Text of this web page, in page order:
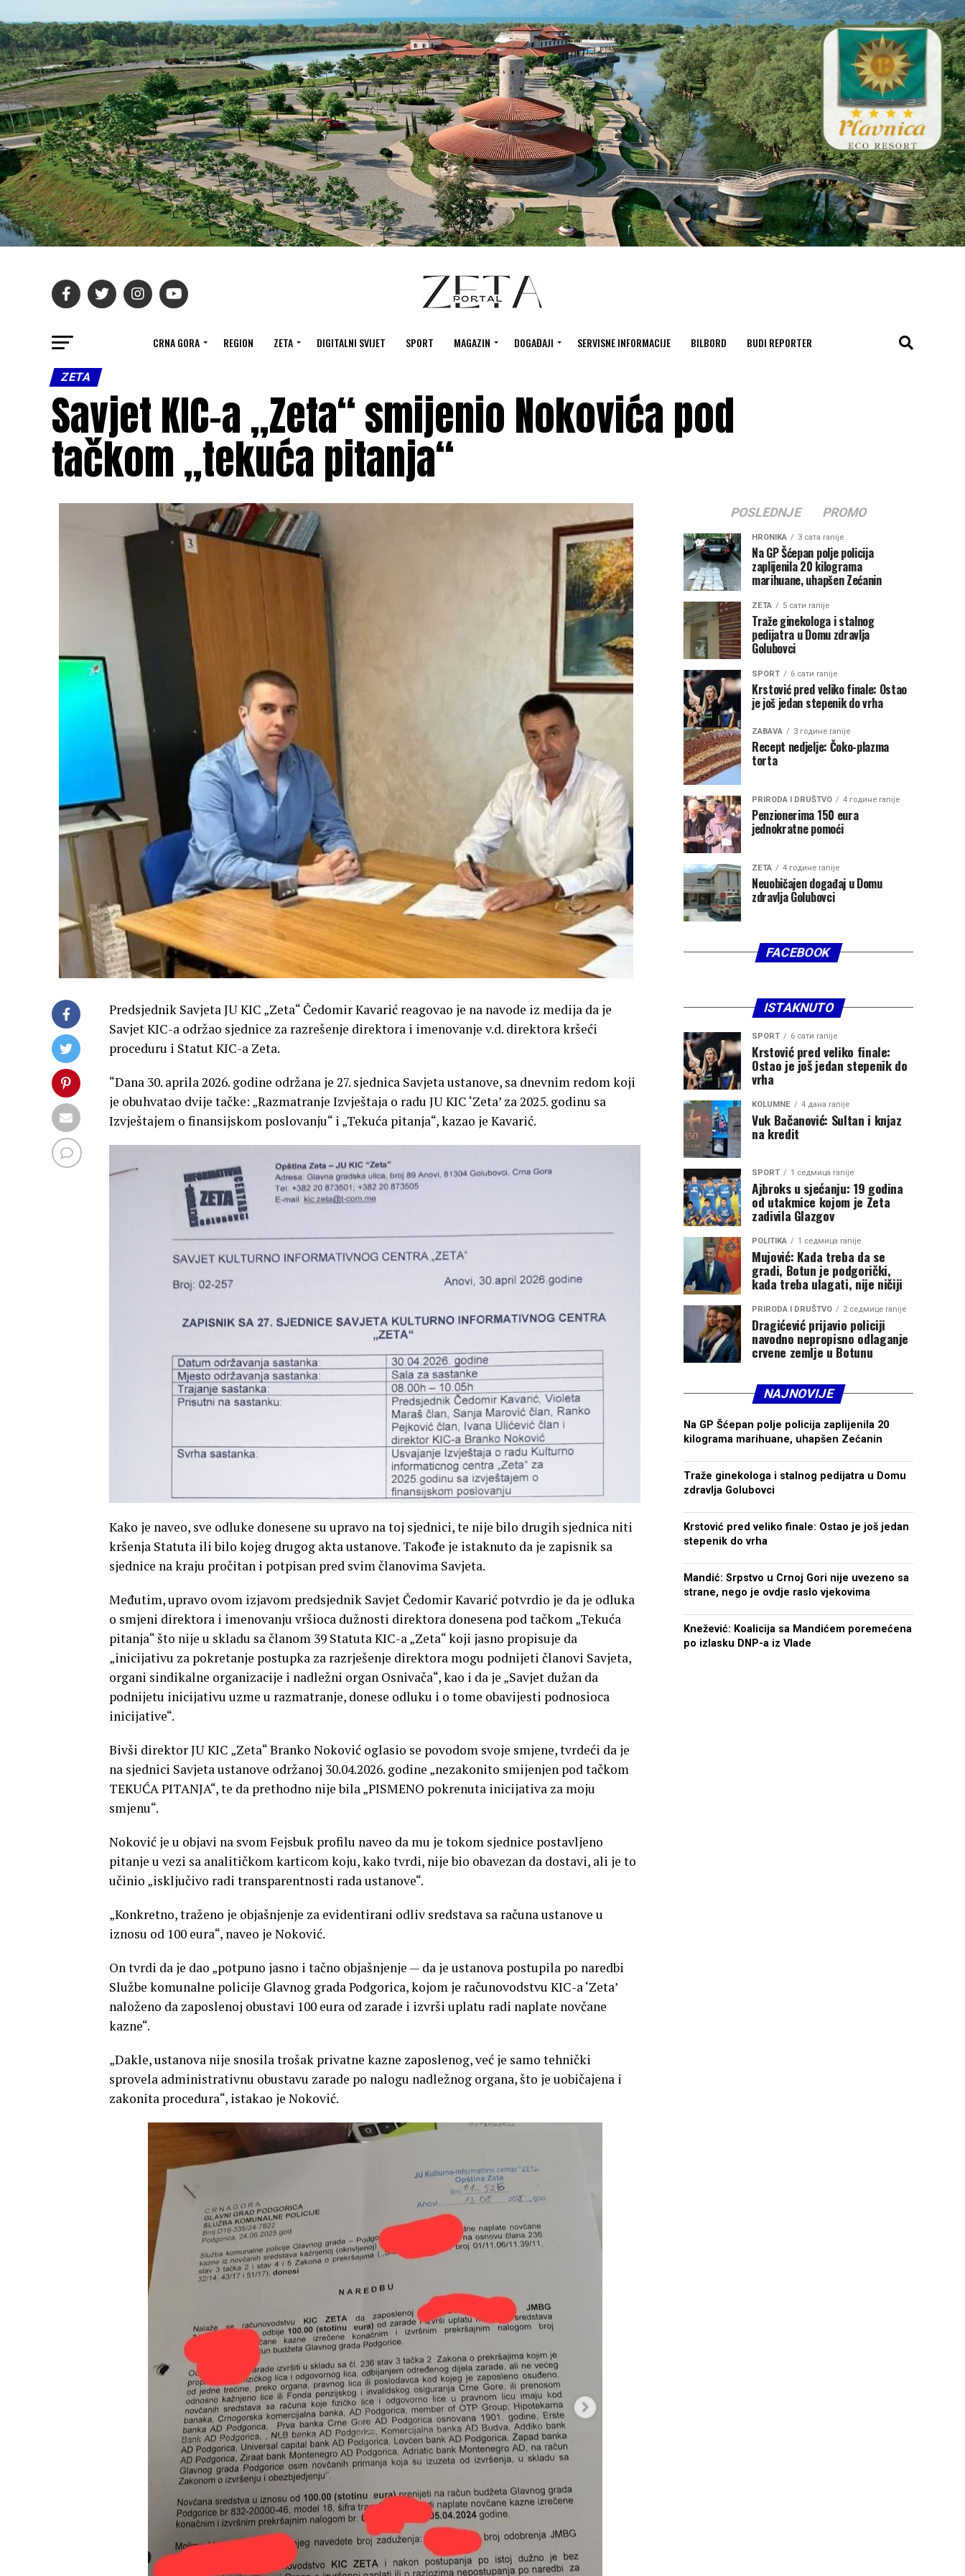
CRNA GORA REGION ZETA DIGITALNI SVIJET SPORT MAGAZIN DOGAĐAJI SERVISNE INFORMACIJE BILBORD BUDI REPORTER
ZETA
Savjet KIC-a „Zeta“ smijenio Nokovića pod
tačkom „tekuća pitanja“
Predsjednik Savjeta JU KIC „Zeta“ Čedomir Kavarić reagovao je na navode iz medija da je
Savjet KIC-a održao sjednice za razrešenje direktora i imenovanje v.d. direktora kršeći
proceduru i Statut KIC-a Zeta.
“Dana 30. aprila 2026. godine održana je 27. sjednica Savjeta ustanove, sa dnevnim redom koji
je obuhvatao dvije tačke: „Razmatranje Izvještaja o radu JU KIC ‘Zeta’ za 2025. godinu sa
Izvještajem o finansijskom poslovanju“ i „Tekuća pitanja“, kazao je Kavarić.
Kako je naveo, sve odluke donesene su upravo na toj sjednici, te nije bilo drugih sjednica niti
kršenja Statuta ili bilo kojeg drugog akta ustanove. Takođe je istaknuto da je zapisnik sa
sjednice na kraju pročitan i potpisan pred svim članovima Savjeta.
Međutim, upravo ovom izjavom predsjednik Savjet Čedomir Kavarić potvrdio je da je odluka
o smjeni direktora i imenovanju vršioca dužnosti direktora donesena pod tačkom „Tekuća
pitanja“ što nije u skladu sa članom 39 Statuta KIC-a „Zeta“ koji jasno propisuje da
„inicijativu za pokretanje postupka za razrješenje direktora mogu podnijeti članovi Savjeta,
organi sindikalne organizacije i nadležni organ Osnivača“, kao i da je „Savjet dužan da
podnijetu inicijativu uzme u razmatranje, donese odluku i o tome obavijesti podnosioca
inicijative“.
Bivši direktor JU KIC „Zeta“ Branko Noković oglasio se povodom svoje smjene, tvrdeći da je
na sjednici Savjeta ustanove održanoj 30.04.2026. godine „nezakonito smijenjen pod tačkom
TEKUĆA PITANJA“, te da prethodno nije bila „PISMENO pokrenuta inicijativa za moju
smjenu“.
Noković je u objavi na svom Fejsbuk profilu naveo da mu je tokom sjednice postavljeno
pitanje u vezi sa analitičkom karticom koju, kako tvrdi, nije bio obavezan da dostavi, ali je to
učinio „isključivo radi transparentnosti rada ustanove“.
„Konkretno, traženo je objašnjenje za evidentirani odliv sredstava sa računa ustanove u
iznosu od 100 eura“, naveo je Noković.
On tvrdi da je dao „potpuno jasno i tačno objašnjenje — da je ustanova postupila po naredbi
Službe komunalne policije Glavnog grada Podgorica, kojom je računovodstvu KIC-a ‘Zeta’
naloženo da zaposlenoj obustavi 100 eura od zarade i izvrši uplatu radi naplate novčane
kazne“.
„Dakle, ustanova nije snosila trošak privatne kazne zaposlenog, već je samo tehnički
sprovela administrativnu obustavu zarade po nalogu nadležnog organa, što je uobičajena i
zakonita procedura“, istakao je Noković.
POSLEDNJE PROMO
HRONIKA 3 сата ranije
Na GP Šćepan polje policija
zaplijenila 20 kilograma
marihuane, uhapšen Zećanin
ZETA 5 сати ranije
Traže ginekologa i stalnog
pedijatra u Domu zdravlja
Golubovci
SPORT 6 сати ranije
Krstović pred veliko finale: Ostao
je još jedan stepenik do vrha
ZABAVA 3 године ranije
Recept nedjelje: Čoko-plazma
torta
PRIRODA I DRUŠTVO 4 године ranije
Penzionerima 150 eura
jednokratne pomoći
ZETA 4 године ranije
Neuobičajen događaj u Domu
zdravlja Golubovci
FACEBOOK
ISTAKNUTO
SPORT 6 сати ranije
Krstović pred veliko finale:
Ostao je još jedan stepenik do
vrha
KOLUMNE 4 дана ranije
Vuk Bačanović: Sultan i knjaz
na kredit
SPORT 1 седмица ranije
Ajbroks u sjećanju: 19 godina
od utakmice kojom je Zeta
zadivila Glazgov
POLITIKA 1 седмица ranije
Mujović: Kada treba da se
gradi, Botun je podgorički,
kada treba ulagati, nije ničiji
PRIRODA I DRUŠTVO 2 седмице ranije
Dragićević prijavio policiji
navodno nepropisno odlaganje
crvene zemlje u Botunu
NAJNOVIJE
Na GP Šćepan polje policija zaplijenila 20
kilograma marihuane, uhapšen Zećanin
Traže ginekologa i stalnog pedijatra u Domu
zdravlja Golubovci
Krstović pred veliko finale: Ostao je još jedan
stepenik do vrha
Mandić: Srpstvo u Crnoj Gori nije uvezeno sa
strane, nego je ovdje raslo vjekovima
Knežević: Koalicija sa Mandićem poremećena
po izlasku DNP-a iz Vlade